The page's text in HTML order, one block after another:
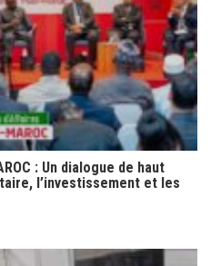
: Un dialogue de haut
l’investissement et les